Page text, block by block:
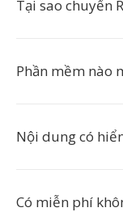
Tại sao chuyển
Phần mềm nào
Nội dung có
Có miễn phí